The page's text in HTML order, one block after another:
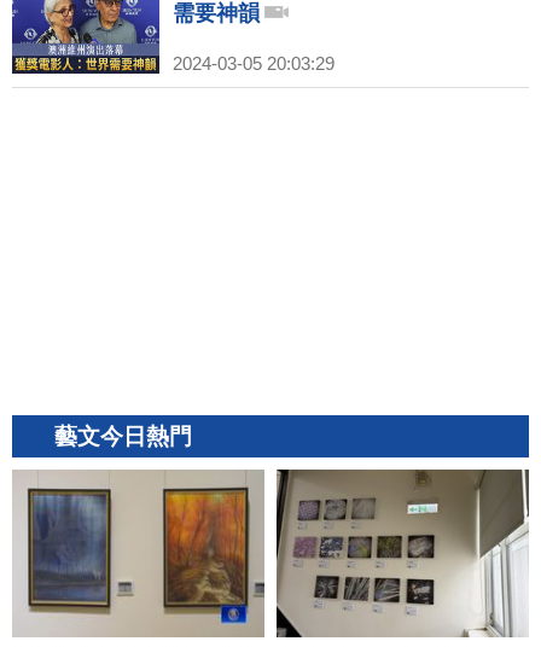
需要神韻
2024-03-05 20:03:29
藝文今日熱門